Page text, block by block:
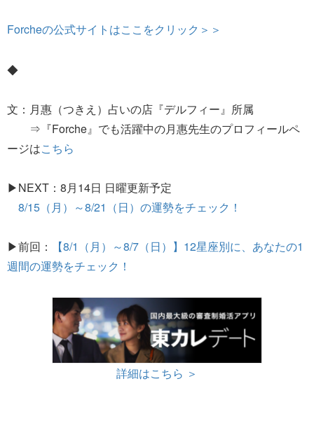
Forcheの公式サイトはここをクリック＞＞
◆
文：月惠（つきえ）占いの店『デルフィー』所属
⇒『Forche』でも活躍中の月惠先生のプロフィールペ
ージはこちら
▶NEXT：8月14日 日曜更新予定
8/15（月）～8/21（日）の運勢をチェック！
▶前回：
【8/1（月）～8/7（日）】12星座別に、あなたの1
週間の運勢をチェック！
詳細はこちら ＞